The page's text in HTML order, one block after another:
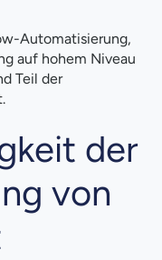
Automatisierung,
auf hohem Niveau
Teil der
der
von